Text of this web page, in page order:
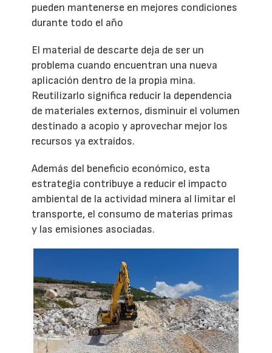
pueden mantenerse en mejores condiciones
durante todo el año
El material de descarte deja de ser un
problema cuando encuentran una nueva
aplicación dentro de la propia mina.
Reutilizarlo significa reducir la dependencia
de materiales externos, disminuir el volumen
destinado a acopio y aprovechar mejor los
recursos ya extraídos.
Además del beneficio económico, esta
estrategia contribuye a reducir el impacto
ambiental de la actividad minera al limitar el
transporte, el consumo de materias primas
y las emisiones asociadas.